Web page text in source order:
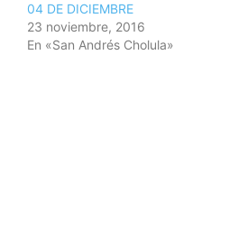
04 DE DICIEMBRE
23 noviembre, 2016
En «San Andrés Cholula»